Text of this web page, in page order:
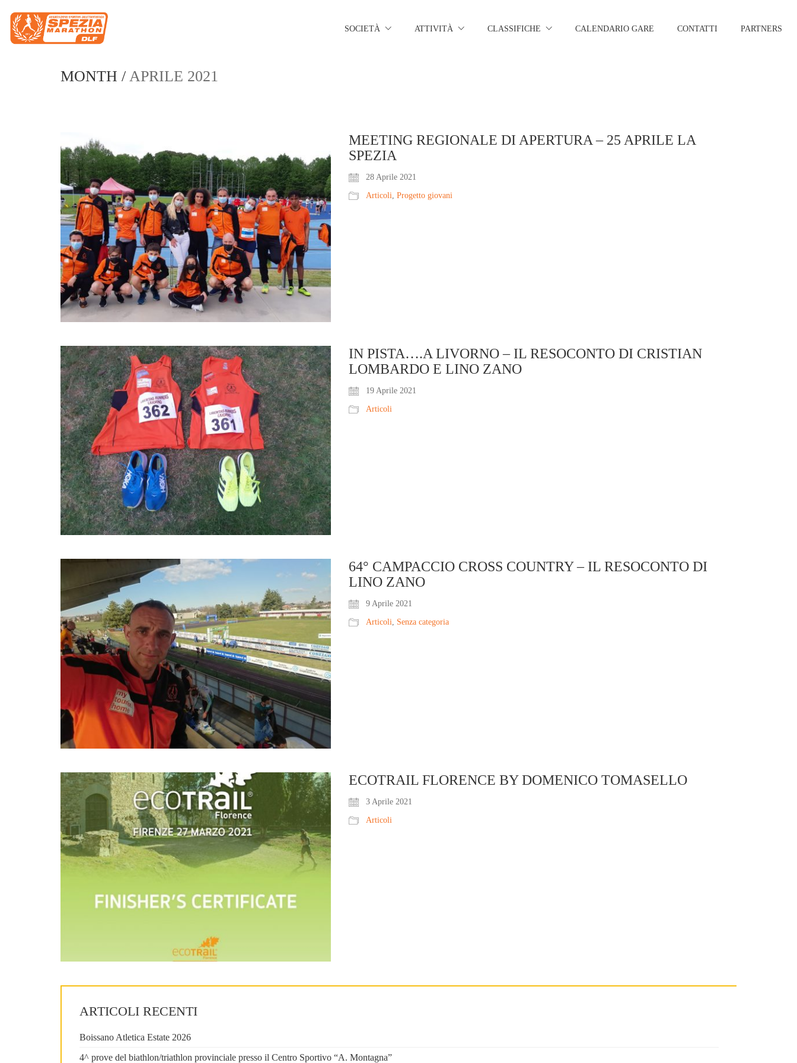
SOCIETÀ ATTIVITÀ CLASSIFICHE CALENDARIO GARE CONTATTI PARTNERS
MONTH / APRILE 2021
MEETING REGIONALE DI APERTURA – 25 APRILE LA
SPEZIA
28 Aprile 2021
Articoli, Progetto giovani
IN PISTA….A LIVORNO – IL RESOCONTO DI CRISTIAN
LOMBARDO E LINO ZANO
19 Aprile 2021
Articoli
64° CAMPACCIO CROSS COUNTRY – IL RESOCONTO DI
LINO ZANO
9 Aprile 2021
Articoli, Senza categoria
ECOTRAIL FLORENCE BY DOMENICO TOMASELLO
3 Aprile 2021
Articoli
ARTICOLI RECENTI
Boissano Atletica Estate 2026
4^ prove del biathlon/triathlon provinciale presso il Centro Sportivo “A. Montagna”